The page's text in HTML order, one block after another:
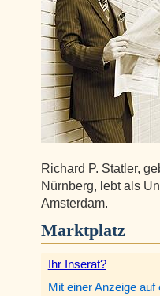
Richard P. Statler,
Nürnberg, lebt als
Amsterdam.
Marktplatz
Ihr Inserat?
Mit einer Anzeige auf